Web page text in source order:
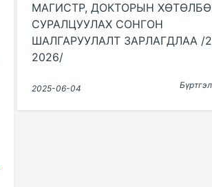
МАГИСТР, ДОКТОРЫН
СУРАЛЦУУЛАХ СОНГОН
ШАЛГАРУУЛАЛТ ЗАРЛАГДЛАА /
2026/
2025-06-04